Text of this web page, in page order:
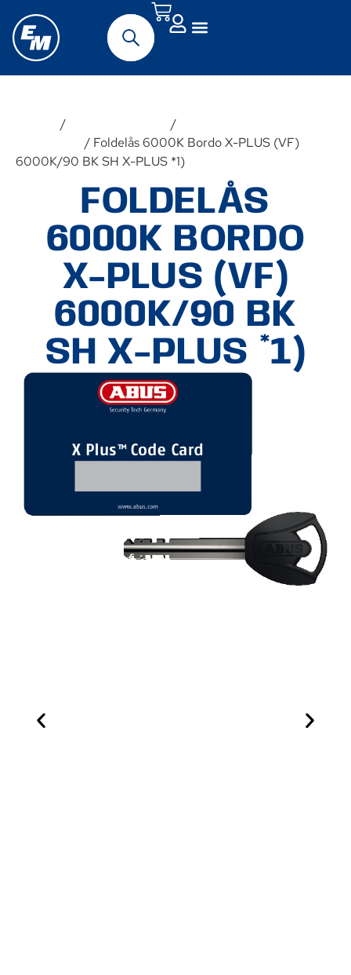
/ /
/ Foldelås 6000K Bordo X-PLUS (VF)
6000K/90 BK SH X-PLUS *1)
FOLDELÅS
6000K BORDO
X-PLUS (VF)
6000K/90 BK
SH X-PLUS *1)